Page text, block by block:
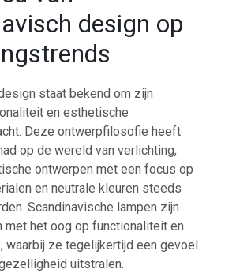
design op
staat bekend om zijn
en esthetische
Deze ontwerpfilosofie heeft
op de wereld van verlichting,
ontwerpen met een focus op
en neutrale kleuren steeds
Scandinavische lampen zijn
met het oog op functionaliteit en
waarbij ze tegelijkertijd een gevoel
uitstralen.